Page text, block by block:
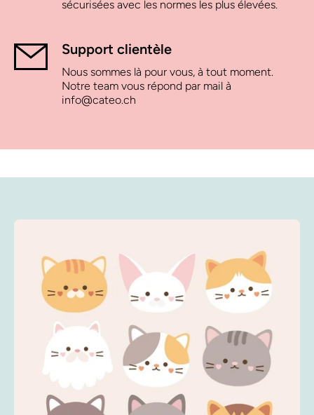
sécurisées avec les normes les plus élevées.
Support clientèle
Nous sommes là pour vous, à tout moment.
Notre team vous répond par mail à
info@cateo.ch